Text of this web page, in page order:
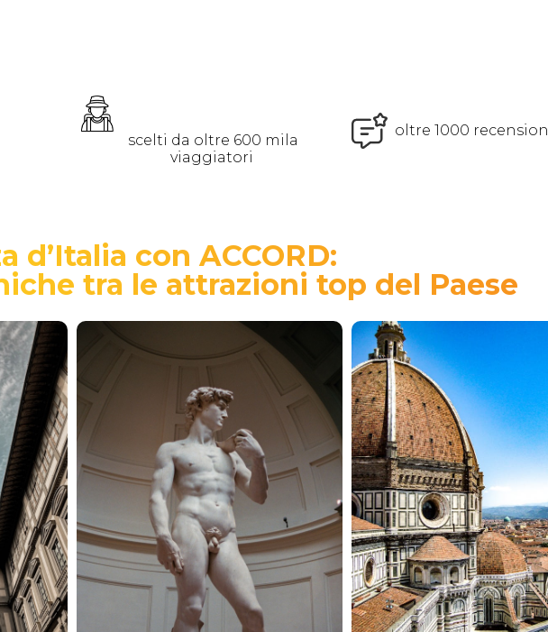
scelti da oltre 600 mila
viaggiatori
oltre 1000
d’Italia con ACCORD:
tra le attrazioni top del Paese